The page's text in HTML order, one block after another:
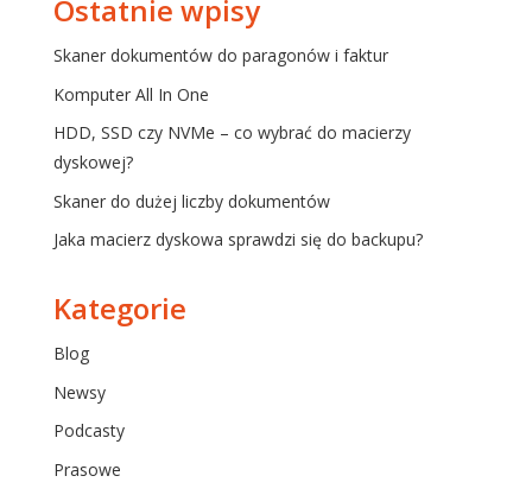
Ostatnie wpisy
Skaner dokumentów do paragonów i faktur
Komputer All In One
HDD, SSD czy NVMe – co wybrać do macierzy
dyskowej?
Skaner do dużej liczby dokumentów
Jaka macierz dyskowa sprawdzi się do backupu?
Kategorie
Blog
Newsy
Podcasty
Prasowe